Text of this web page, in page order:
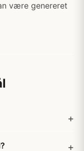
være genereret